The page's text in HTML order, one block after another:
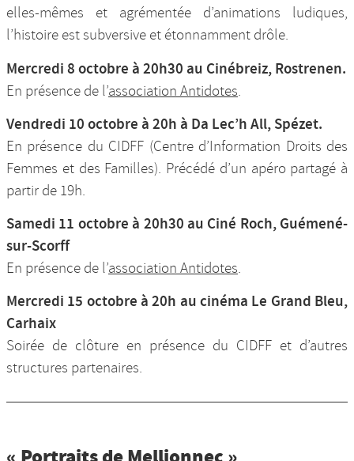
elles-mêmes et agrémentée d’animations ludiques,
l’histoire est subversive et étonnamment drôle.
Mercredi 8 octobre à 20h30 au Cinébreiz, Rostrenen.
En présence de l’association Antidotes.
Vendredi 10 octobre à 20h à Da Lec’h All, Spézet.
En présence du CIDFF (Centre d’Information Droits des
Femmes et des Familles). Précédé d’un apéro partagé à
partir de 19h.
Samedi 11 octobre à 20h30 au Ciné Roch, Guémené-
sur-Scorff
En présence de l’association Antidotes.
Mercredi 15 octobre à 20h au cinéma Le Grand Bleu,
Carhaix
Soirée de clôture en présence du CIDFF et d’autres
structures partenaires.